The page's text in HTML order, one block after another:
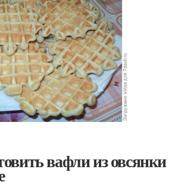
вафли из овсянки